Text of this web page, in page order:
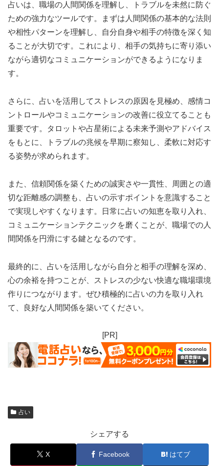
占いは、職場の人間関係を理解し、トラブルを未然に防ぐ
ための強力なツールです。まずは人間関係の基本的な法則
や相性パターンを理解し、自分自身や相手の特徴を深く知
ることが大切です。これにより、相手の気持ちに寄り添い
ながら適切なコミュニケーションができるようになりま
す。
さらに、占いを活用してストレスの原因を見極め、感情コ
ントロールやコミュニケーションの改善に役立てることも
重要です。タロットや占星術による未来予測やアドバイス
をもとに、トラブルの兆候を早期に察知し、柔軟に対応す
る姿勢が求められます。
また、信頼関係を築くための誠実さや一貫性、周囲との適
切な距離感の調整も、占いの示すポイントを意識すること
で実現しやすくなります。日常に占いの知恵を取り入れ、
コミュニケーションテクニックを磨くことが、職場での人
間関係を円滑にする鍵となるのです。
最終的に、占いを活用しながら自分と相手の理解を深め、
心の余裕を持つことが、ストレスの少ない快適な職場環境
作りにつながります。ぜひ積極的に占いの力を取り入れ
て、良好な人間関係を築いてください。
[PR]
占い
シェアする
X Facebook はてブ